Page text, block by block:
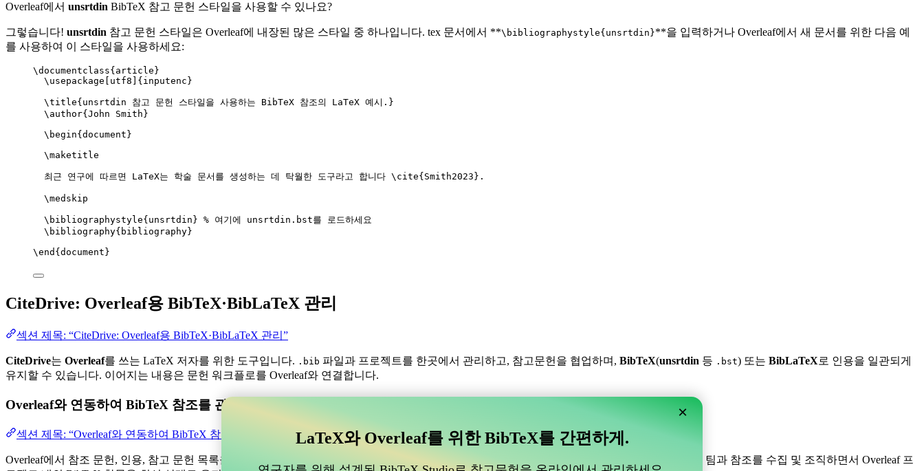
Overleaf에서 unsrtdin BibTeX 참고 문헌 스타일을 사용할 수 있나요?
그렇습니다! unsrtdin 참고 문헌 스타일은 Overleaf에 내장된 많은 스타일 중 하나입니다. tex 문서에서 **\bibliographystyle{unsrtdin}**을 입력하거나 Overleaf에서 새 문서를 위한 다음 예
를 사용하여 이 스타일을 사용하세요:
\documentclass{ article }
\usepackage
utf8 ]{ inputenc }
\title{unsrtdin 참고 문헌 스타일을 사용하는 BibTeX 참조의 LaTeX 예시.}
\author{John Smith}
\begin{ document }
\maketitle
최근 연구에 따르면 LaTeX는 학술 문서를 생성하는 데 탁월한 도구라고 합니다 \cite{ Smith2023 }.
\medskip
\bibliographystyle{unsrtdin} % 여기에 unsrtdin.bst를 로드하세요
\bibliography{bibliography}
\end { document }
CiteDrive: Overleaf용 BibTeX·BibLaTeX 관리
섹션 제목: “CiteDrive: Overleaf용 BibTeX·BibLaTeX 관리”
CiteDrive는 Overleaf를 쓰는 LaTeX 저자를 위한 도구입니다. .bib 파일과 프로젝트를 한곳에서 관리하고, 참고문헌을 협업하며, BibTeX(unsrtdin 등 .bst) 또는 BibLaTeX로 인용을 일관되게
유지할 수 있습니다. 이어지는 내용은 문헌 워크플로를 Overleaf와 연결합니다.
Overleaf와 연동하여 BibTeX 참조를 관리할 수 있는 협업 온라인 도구를 찾고 계신가요?
섹션 제목: “Overleaf와 연동하여 BibTeX 참조를 관리할 수 있는 협업 온라인 도구를 찾고 계신가요?”
Overleaf에서 참조 문헌, 인용, 참고 문헌 목록을 관리하는 데 도움이 될 온라인 도구를 찾고 있다면, CiteDrive가 완벽할 수 있습니다! 프로젝트 내의 팀과 참조를 수집 및 조직하면서 Overleaf 프
×
LaTeX와 Overleaf를 위한 BibTeX를 간편하게.